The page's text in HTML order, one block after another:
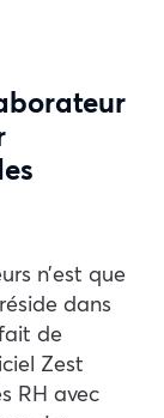
n’est que
dans
de
Zest
RH avec